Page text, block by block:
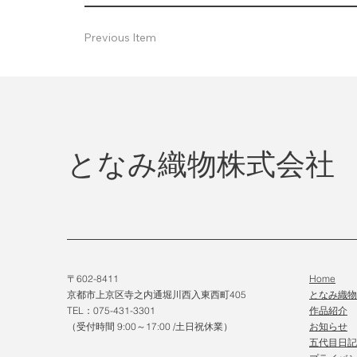
Previous Item
となみ織物株式会社
〒602-8411
京都市上京区寺之内通堀川西入東西町405
TEL：075-431-3301
（受付時間 9:00～17:00 /土日祝休業）
Home
となみ織
作品紹介
​お知らせ
五代目日記